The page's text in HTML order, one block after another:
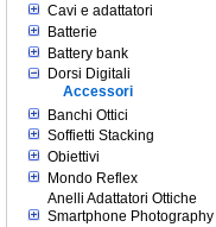
Cavi e adattatori
Batterie
Battery bank
Dorsi Digitali
Accessori
Banchi Ottici
Soffietti Stacking
Obiettivi
Mondo Reflex
Anelli Adattatori Ottiche
Smartphone Photography